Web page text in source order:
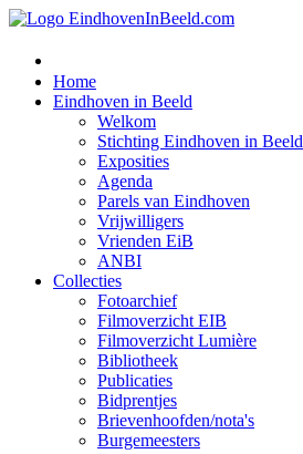
Home
Eindhoven in Beeld
Welkom
Stichting Eindhoven in Beeld
Exposities
Agenda
Parels van Eindhoven
Vrijwilligers
Vrienden EiB
ANBI
Collecties
Fotoarchief
Filmoverzicht EIB
Filmoverzicht Lumière
Bibliotheek
Publicaties
Bidprentjes
Brievenhoofden/nota's
Burgemeesters